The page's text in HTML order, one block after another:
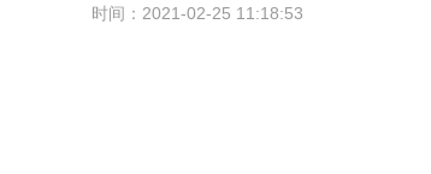
时间：2021-02-25 11:18:53